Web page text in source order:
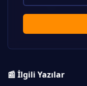
📰 İlgili Yazılar